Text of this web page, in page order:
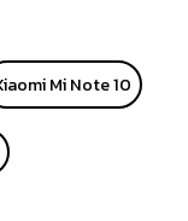
Mi Note 10